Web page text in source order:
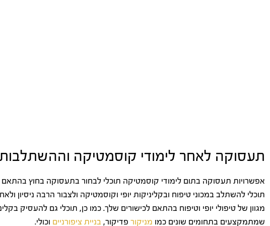
תעסוקה לאחר לימודי קוסמטיקה
אפשרויות תעסוקה בתום לימודי קוסמטיקה תוכלי לבחור בתעסוקה בחוץ
תוכלי להשתלב במכוני טיפוח ובקליניקות יופי וקוסמטיקה ולצבור הרבה ניסיון
מגוון של טיפולי יופי וטיפוח בהתאם לכישורים שלך. כמו כן, תוכלי גם להעסיק
שמתמקצעים בתחומים שונים כמו מניקור פדיקור, בניית ציפורניים וכולי.